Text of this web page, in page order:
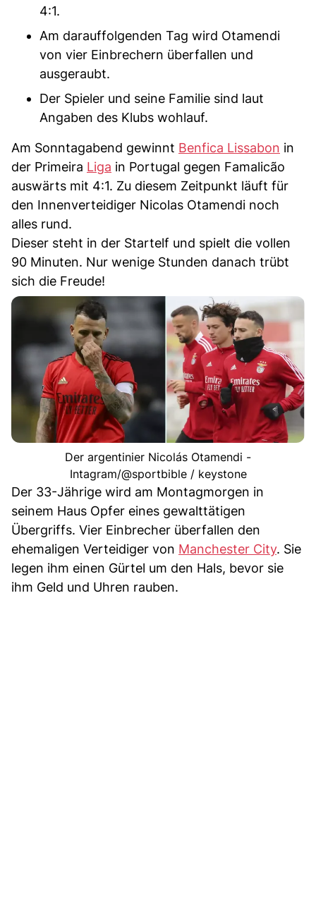
4:1.
Am darauffolgenden Tag wird Otamendi
von vier Einbrechern überfallen und
ausgeraubt.
Der Spieler und seine Familie sind laut
Angaben des Klubs wohlauf.
Am Sonntagabend gewinnt Benfica Lissabon in
der Primeira Liga in Portugal gegen Famalicão
auswärts mit 4:1. Zu diesem Zeitpunkt läuft für
den Innenverteidiger Nicolas Otamendi noch
alles rund.
Dieser steht in der Startelf und spielt die vollen
90 Minuten. Nur wenige Stunden danach trübt
sich die Freude!
Der argentinier Nicolás Otamendi -
Intagram/@sportbible / keystone
Der 33-Jährige wird am Montagmorgen in
seinem Haus Opfer eines gewalttätigen
Übergriffs. Vier Einbrecher überfallen den
ehemaligen Verteidiger von Manchester City. Sie
legen ihm einen Gürtel um den Hals, bevor sie
ihm Geld und Uhren rauben.